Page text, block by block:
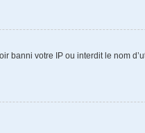
banni votre IP ou interdit le nom